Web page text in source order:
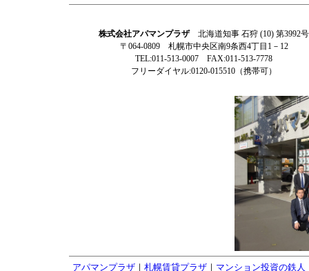
株式会社アパマンプラザ北海道知事 石狩 (10) 第3992号
〒064-0809 札幌市中央区南9条西4丁目1－12
TEL:011-513-0007 FAX:011-513-7778
フリーダイヤル:0120-015510（携帯可）
アパマンプラザ ｜ 札幌賃貸プラザ ｜ マンション投資の鉄人